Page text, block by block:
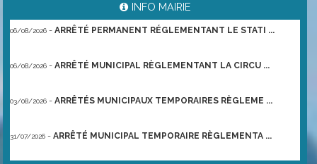
INFO MAIRIE
06/08/2026 - ARRÊTÉ PERMANENT RÉGLEMENTANT LE STATI ...
06/08/2026 - ARRÊTÉ MUNICIPAL RÈGLEMENTANT LA CIRCU ...
03/08/2026 - ARRÊTÉS MUNICIPAUX TEMPORAIRES RÈGLEME ...
31/07/2026 - ARRÊTÉ MUNICIPAL TEMPORAIRE RÈGLEMENTA ...